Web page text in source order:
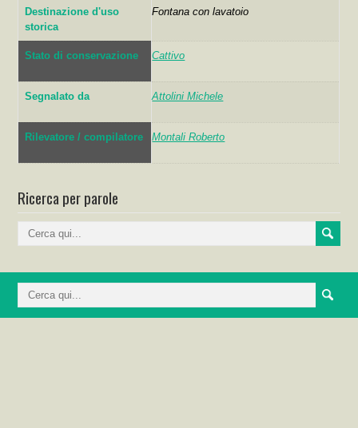
Destinazione d'uso
storica
Fontana con lavatoio
Stato di conservazione Cattivo
Segnalato da Attolini Michele
Rilevatore / compilatore Montali Roberto
Ricerca per parole